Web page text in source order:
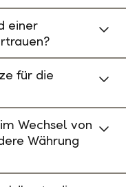
einer
für die
Wechsel von
Währung